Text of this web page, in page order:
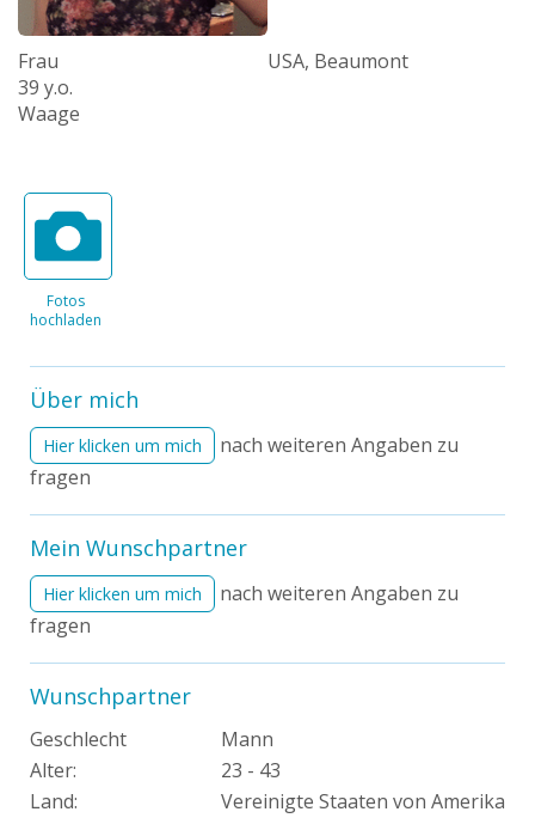
Frau
39 y.o.
Waage
USA, Beaumont
Fotos
hochladen
Über mich
Hier klicken um mich
nach weiteren Angaben zu
fragen
Mein Wunschpartner
Hier klicken um mich
nach weiteren Angaben zu
fragen
Wunschpartner
Geschlecht
Mann
Alter:
23 - 43
Land:
Vereinigte Staaten von Amerika